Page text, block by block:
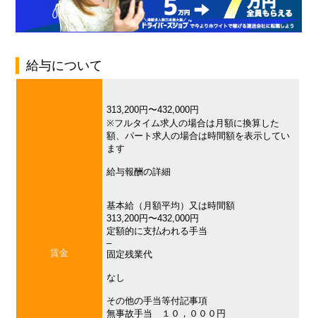
給与について
賃金
313,200円〜432,000円
※フルタイム求人の場合は月額に換算した
額、パート求人の場合は時間額を表示してい
ます
給与報酬の詳細
基本給（月額平均）又は時間額
313,200円〜432,000円
定額的に支払われる手当
–
固定残業代
なし
その他の手当等付記事項
無事故手当 １０，０００円